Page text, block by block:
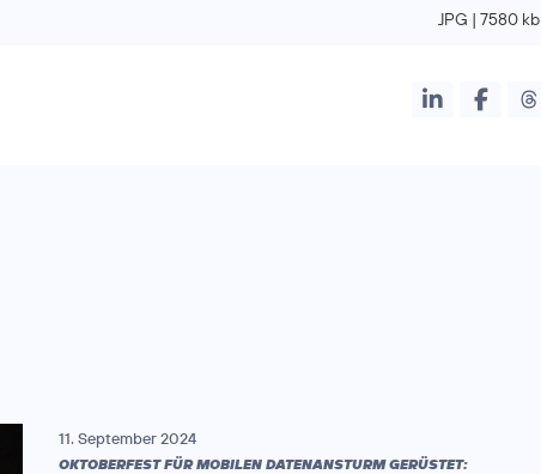
JPG | 7580 kb
11. September 2024
OKTOBERFEST FÜR MOBILEN DATENANSTURM GERÜSTET: